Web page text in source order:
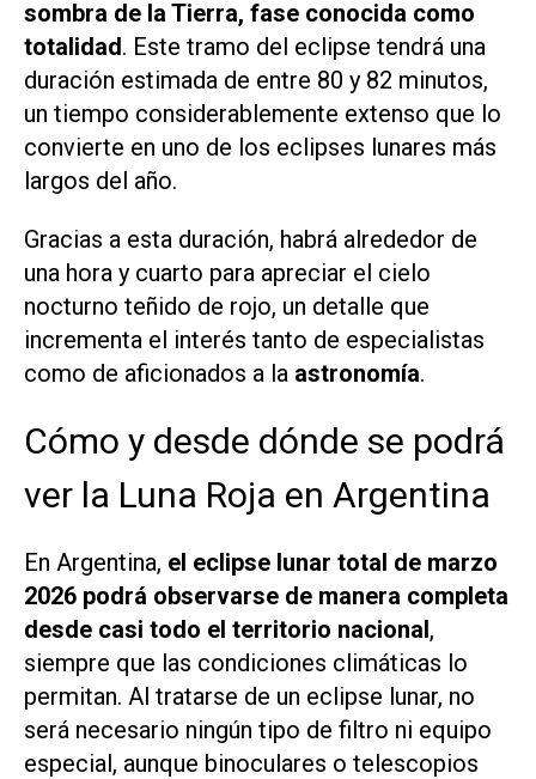
sombra de la Tierra, fase conocida como
totalidad. Este tramo del eclipse tendrá una
duración estimada de entre 80 y 82 minutos,
un tiempo considerablemente extenso que lo
convierte en uno de los eclipses lunares más
largos del año.
Gracias a esta duración, habrá alrededor de
una hora y cuarto para apreciar el cielo
nocturno teñido de rojo, un detalle que
incrementa el interés tanto de especialistas
como de aficionados a la astronomía.
Cómo y desde dónde se podrá
ver la Luna Roja en Argentina
En Argentina, el eclipse lunar total de marzo
2026 podrá observarse de manera completa
desde casi todo el territorio nacional,
siempre que las condiciones climáticas lo
permitan. Al tratarse de un eclipse lunar, no
será necesario ningún tipo de filtro ni equipo
especial, aunque binoculares o telescopios